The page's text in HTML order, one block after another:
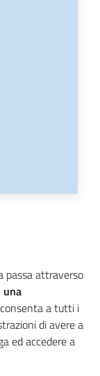
passa attraverso
una
a tutti i
di avere a
ed accedere a